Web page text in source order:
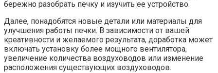
бережно разобрать печку и изучить ее устройство.
Далее, понадобятся новые детали или материалы для
улучшения работы печки. В зависимости от вашей
креативности и желаемого результата, доработка может
включать установку более мощного вентилятора,
увеличение количества воздуховодов или изменение
расположения существующих воздуховодов.